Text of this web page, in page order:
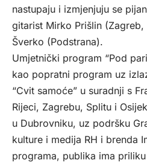
nastupaju i izmjenjuju se
gitarist Mirko Prišlin
Šverko (Podstrana).
Umjetnički program “Pod
kao popratni program uz
“Cvit samoće” u suradnji s
Rijeci, Zagrebu, Splitu i
u Dubrovniku, uz podršku
kulture i medija RH i brenda
programa, publika ima